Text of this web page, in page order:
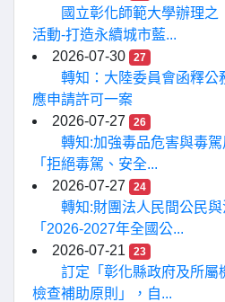
國立彰化師範大學辦理之
活動-打造永續城市藍...
2026-07-30
27
轉知：大陸委員會函釋公
應申請許可一案
2026-07-27
26
轉知:加強毒品危害與毒
「拒絕毒駕、安全...
2026-07-27
24
轉知:財團法人民間公民
「2026-2027年全國公...
2026-07-21
23
訂定「彰化縣政府及所屬
檢查補助原則」，自...